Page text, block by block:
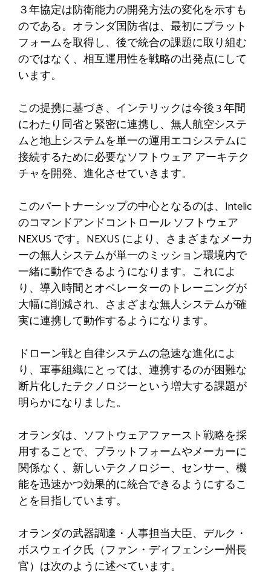
３年協定は防衛能力の開発方法の変化を示すも
のである。オランダ国防省は、最初にプラット
フォームを取得し、後で統合の課題に取り組む
のではなく、相互運用性を戦略の出発点にして
います。
この提携に基づき、インテリックは今後 3 年間
にわたり同省と緊密に連携し、無人航空システ
ムと地上システムを単一の運用エコシステムに
接続するために必要なソフトウェア アーキテク
チャを開発、進化させていきます。
このパートナーシップの中心となるのは、Intelic
のコマンドアンドコントロール ソフトウェア
NEXUS です。NEXUS により、さまざまなメーカ
ーの無人システムが単一のミッション環境内で
一緒に動作できるようになります。これによ
り、導入時間とオペレーターのトレーニングが
大幅に削減され、さまざまな無人システムが確
実に連携して動作するようになります。
ドローン戦と自律システムの急速な進化によ
り、軍事組織にとっては、連携するのが困難な
断片化したテクノロジーという増大する課題が
明らかになりました。
オランダは、ソフトウェアファースト戦略を採
用することで、プラットフォームやメーカーに
関係なく、新しいテクノロジー、センサー、機
能を迅速かつ効果的に統合できるようにするこ
とを目指しています。
オランダの武器調達・人事担当大臣、デルク・
ボスウェイク氏（ファン・ディフェンシー州長
官）は次のように述べています。